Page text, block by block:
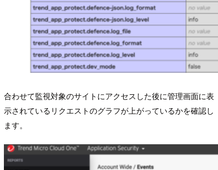
合わせて監視対象のサイトにアクセスした後に管理画面に表
示されているリクエストのグラフが上がっているかを確認し
ます。